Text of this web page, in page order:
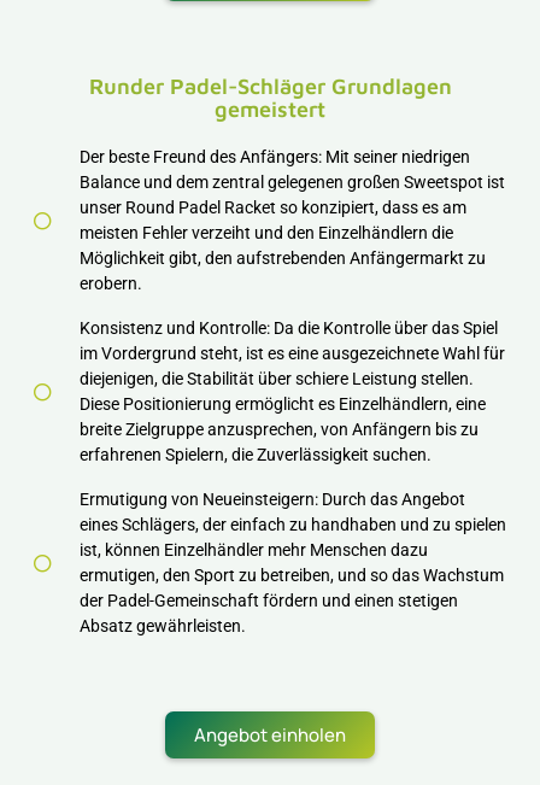
Runder Padel-Schläger Grundlagen
gemeistert
Der beste Freund des Anfängers: Mit seiner niedrigen
Balance und dem zentral gelegenen großen Sweetspot ist
unser Round Padel Racket so konzipiert, dass es am
meisten Fehler verzeiht und den Einzelhändlern die
Möglichkeit gibt, den aufstrebenden Anfängermarkt zu
erobern.
Konsistenz und Kontrolle: Da die Kontrolle über das Spiel
im Vordergrund steht, ist es eine ausgezeichnete Wahl für
diejenigen, die Stabilität über schiere Leistung stellen.
Diese Positionierung ermöglicht es Einzelhändlern, eine
breite Zielgruppe anzusprechen, von Anfängern bis zu
erfahrenen Spielern, die Zuverlässigkeit suchen.
Ermutigung von Neueinsteigern: Durch das Angebot
eines Schlägers, der einfach zu handhaben und zu spielen
ist, können Einzelhändler mehr Menschen dazu
ermutigen, den Sport zu betreiben, und so das Wachstum
der Padel-Gemeinschaft fördern und einen stetigen
Absatz gewährleisten.
Angebot einholen